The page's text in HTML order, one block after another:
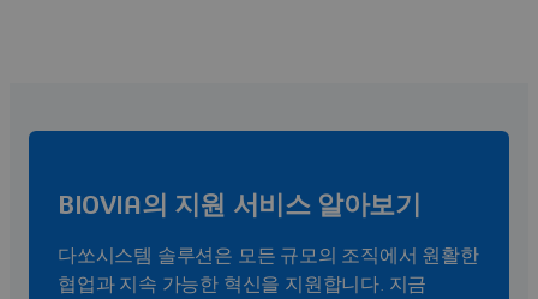
BIOVIA의 지원 서비스 알아보기
다쏘시스템 솔루션은 모든 규모의 조직에서 원활한
협업과 지속 가능한 혁신을 지원합니다. 지금